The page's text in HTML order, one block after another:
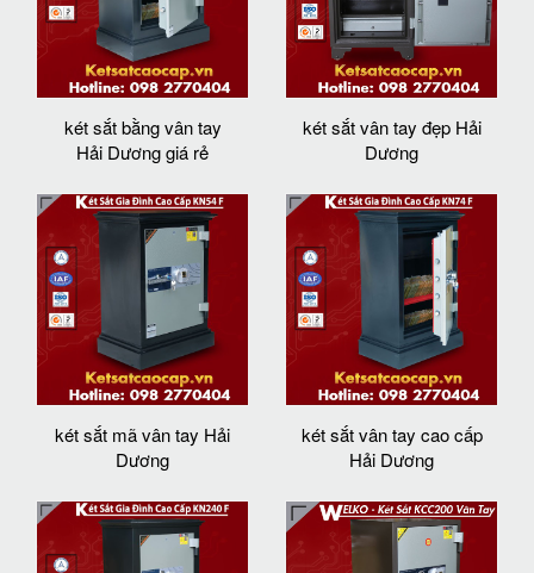
két sắt bằng vân tay
Hải Dương giá rẻ
két sắt vân tay đẹp Hải
Dương
két sắt mã vân tay Hải
Dương
két sắt vân tay cao cấp
Hải Dương